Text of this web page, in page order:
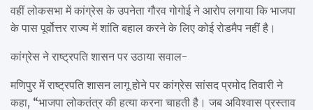
वहीं लोकसभा में कांग्रेस के उपनेता गौरव गोगोई ने आरोप लगाया कि भाजपा
के पास पूर्वोत्तर राज्य में शांति बहाल करने के लिए कोई रोडमैप नहीं है।
कांग्रेस ने राष्ट्रपति शासन पर उठाया सवाल-
मणिपुर में राष्ट्रपति शासन लागू होने पर कांग्रेस सांसद प्रमोद तिवारी ने
कहा, “भाजपा लोकतंत्र की हत्या करना चाहती है। जब अविश्वास प्रस्ताव